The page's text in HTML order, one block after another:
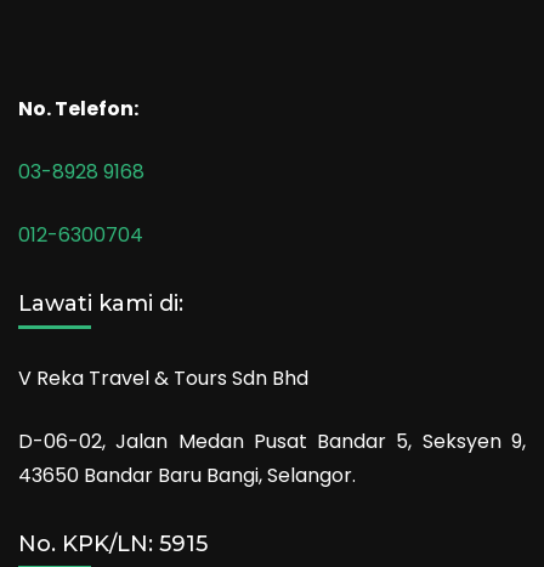
No. Telefon:
03-8928 9168
012-6300704
Lawati kami di:
V Reka Travel & Tours Sdn Bhd
D-06-02, Jalan Medan Pusat Bandar 5, Seksyen 9,
43650 Bandar Baru Bangi, Selangor.
No. KPK/LN: 5915